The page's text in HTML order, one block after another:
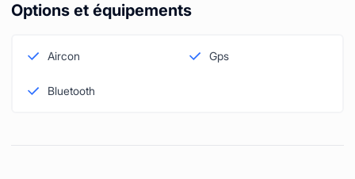
Options et équipements
Aircon Gps
Bluetooth